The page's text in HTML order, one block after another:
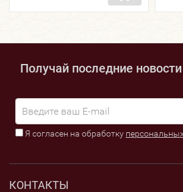
Получай последние
Я согласен на обработку
КОНТАКТЫ